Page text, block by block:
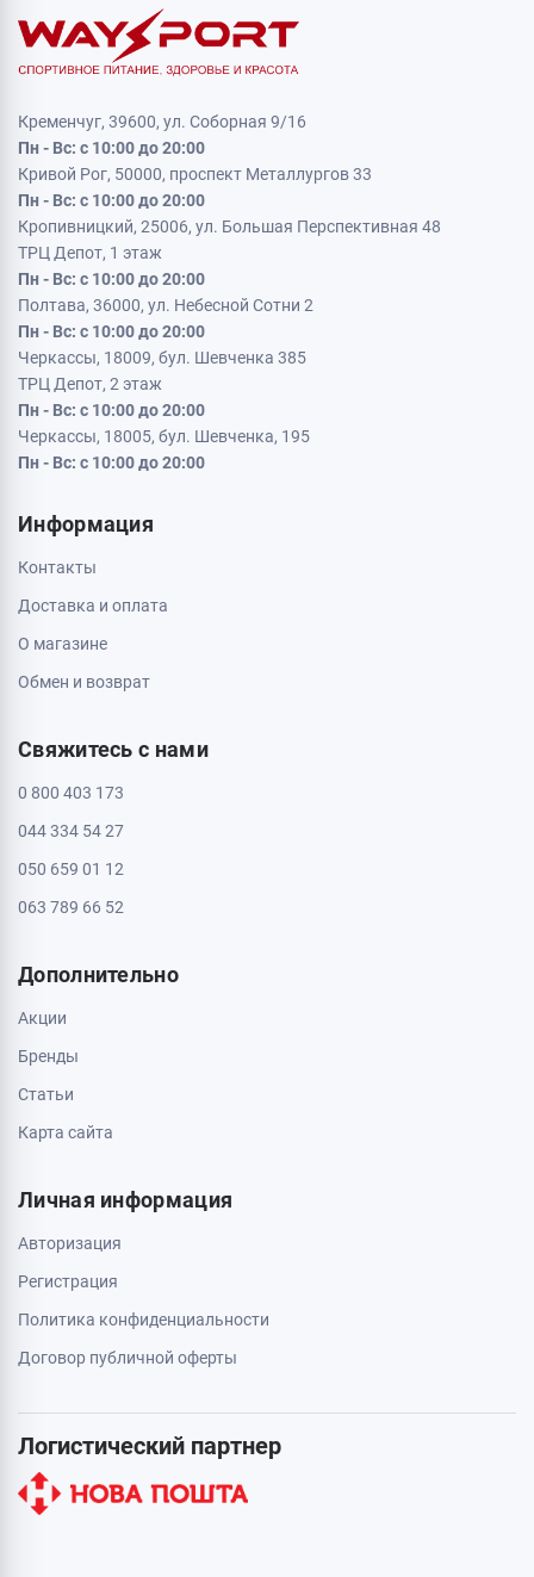
Кременчуг, 39600, ул. Соборная 9/16
Пн - Вс: с 10:00 до 20:00
Кривой Рог, 50000, проспект Металлургов 33
Пн - Вс: с 10:00 до 20:00
Кропивницкий, 25006, ул. Большая Перспективная 48
ТРЦ Депот, 1 этаж
Пн - Вс: с 10:00 до 20:00
Полтава, 36000, ул. Небесной Сотни 2
Пн - Вс: с 10:00 до 20:00
Черкассы, 18009, бул. Шевченка 385
ТРЦ Депот, 2 этаж
Пн - Вс: с 10:00 до 20:00
Черкассы, 18005, бул. Шевченка, 195
Пн - Вс: с 10:00 до 20:00
Информация
Контакты
Доставка и оплата
О магазине
Обмен и возврат
Свяжитесь с нами
0 800 403 173
044 334 54 27
050 659 01 12
063 789 66 52
Дополнительно
Акции
Бренды
Статьи
Карта сайта
Личная информация
Авторизация
Регистрация
Политика конфиденциальности
Договор публичной оферты
Логистический партнер